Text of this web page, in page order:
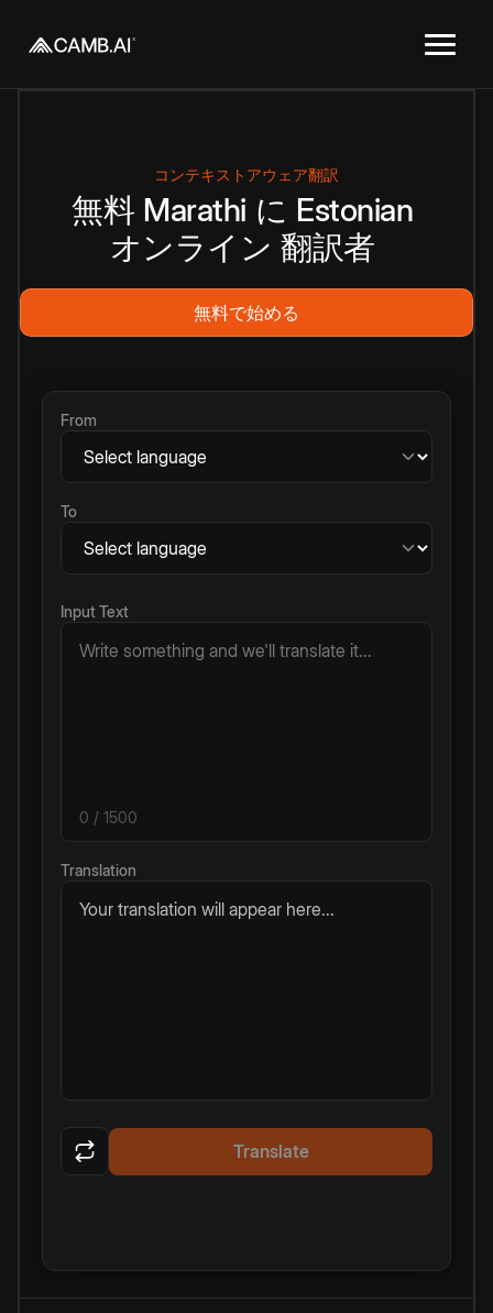
コンテキストアウェア翻訳
無料 Marathi に Estonian
オンライン 翻訳者
無料で始める
From
To
Input Text
0 / 1500
Translation
Your translation will appear here...
Translate